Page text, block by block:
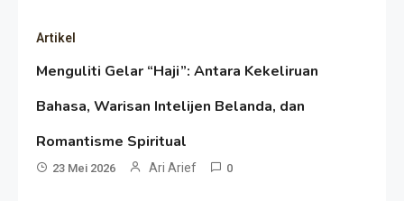
Artikel
Menguliti Gelar “Haji”: Antara Kekeliruan
Bahasa, Warisan Intelijen Belanda, dan
Romantisme Spiritual
23 Mei 2026 Ari Arief 0
Resonansi
Seri 1: Republik Karang